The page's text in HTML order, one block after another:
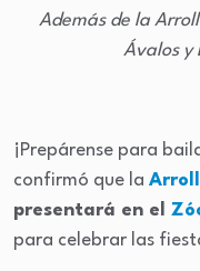
Además de la
Ávalos y
¡Prepárense para
confirmó que la
presentará en el
para celebrar las